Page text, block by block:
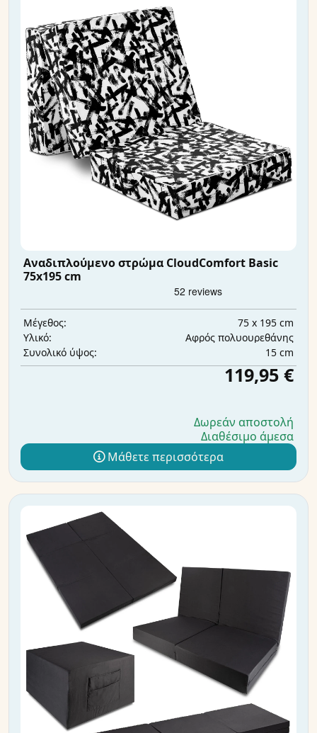
Αναδιπλούμενο στρώμα CloudComfort Basic
75x195 cm
Μέγεθος:
75 x 195 cm
Υλικό:
Αφρός πολυουρεθάνης
Συνολικό ύψος:
15 cm
119,95 €
Δωρεάν αποστολή
Διαθέσιμο άμεσα
Μάθετε περισσότερα